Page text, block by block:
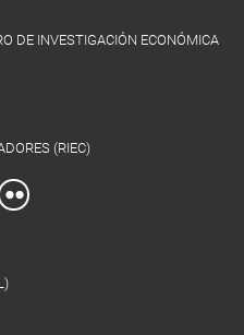
DE INVESTIGACIÓN ECONÓMICA
(RIEC)